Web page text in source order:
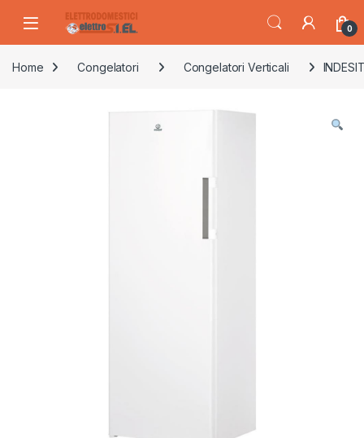
0
Home Congelatori Congelatori Verticali